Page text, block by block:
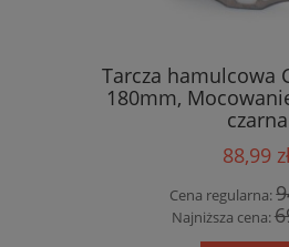
Tarcza hamulcowa
180mm,
czarna
88,99 zł
Cena regularna:
Najniższa cena: